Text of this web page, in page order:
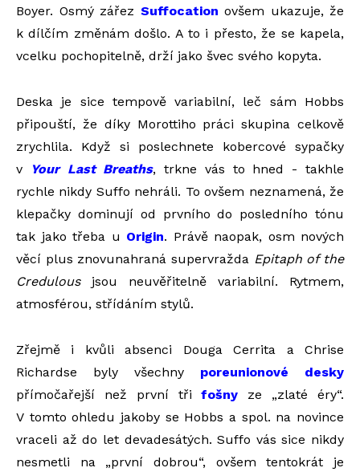
Boyer. Osmý zářez Suffocation ovšem ukazuje, že
k dílčím změnám došlo. A to i přesto, že se kapela,
vcelku pochopitelně, drží jako švec svého kopyta.
Deska je sice tempově variabilní, leč sám Hobbs
připouští, že díky Morottiho práci skupina celkově
zrychlila. Když si poslechnete kobercové sypačky
v
Your Last Breaths, trkne vás to hned - takhle
rychle nikdy Suffo nehráli. To ovšem neznamená, že
klepačky dominují od prvního do posledního tónu
tak jako třeba u Origin. Právě naopak, osm nových
věcí plus znovunahraná supervražda Epitaph of the
Credulousjsou neuvěřitelně variabilní. Rytmem,
atmosférou, střídáním stylů.
Zřejmě i kvůli absenci Douga Cerrita a Chrise
Richardse byly všechny poreunionové desky
přímočařejší než první třifošny ze „zlaté éry“.
V tomto ohledu jakoby se Hobbs a spol. na novince
vraceli až do let devadesátých. Suffo vás sice nikdy
nesmetli na „první dobrou“, ovšem tentokrát je